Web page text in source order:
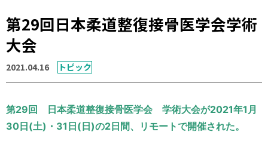
国家試験対策
学会・セミナー情報
運営元 お問い合わせ
第29回日本柔道整復接骨医学会学術
大会
2021.04.16 トピック
第29回 日本柔道整復接骨医学会 学術大会が2021年1月
30日(土)・31日(日)の2日間、リモートで開催された。